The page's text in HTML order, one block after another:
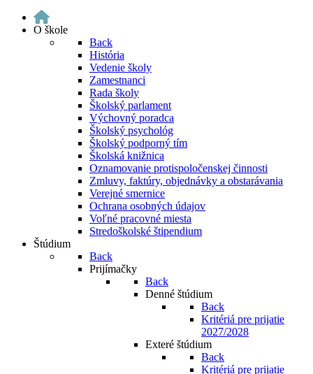
O škole
Back
História
Vedenie školy
Zamestnanci
Rada školy
Školský parlament
Výchovný poradca
Školský psychológ
Školský podporný tím
Školská knižnica
Oznamovanie protispoločenskej činnosti
Zmluvy, faktúry, objednávky a obstarávania
Verejné smernice
Ochrana osobných údajov
Voľné pracovné miesta
Stredoškolské štipendium
Štúdium
Back
Prijímačky
Back
Denné štúdium
Back
Kritériá pre prijatie
2027/2028
Exteré štúdium
Back
Kritériá pre prijatie